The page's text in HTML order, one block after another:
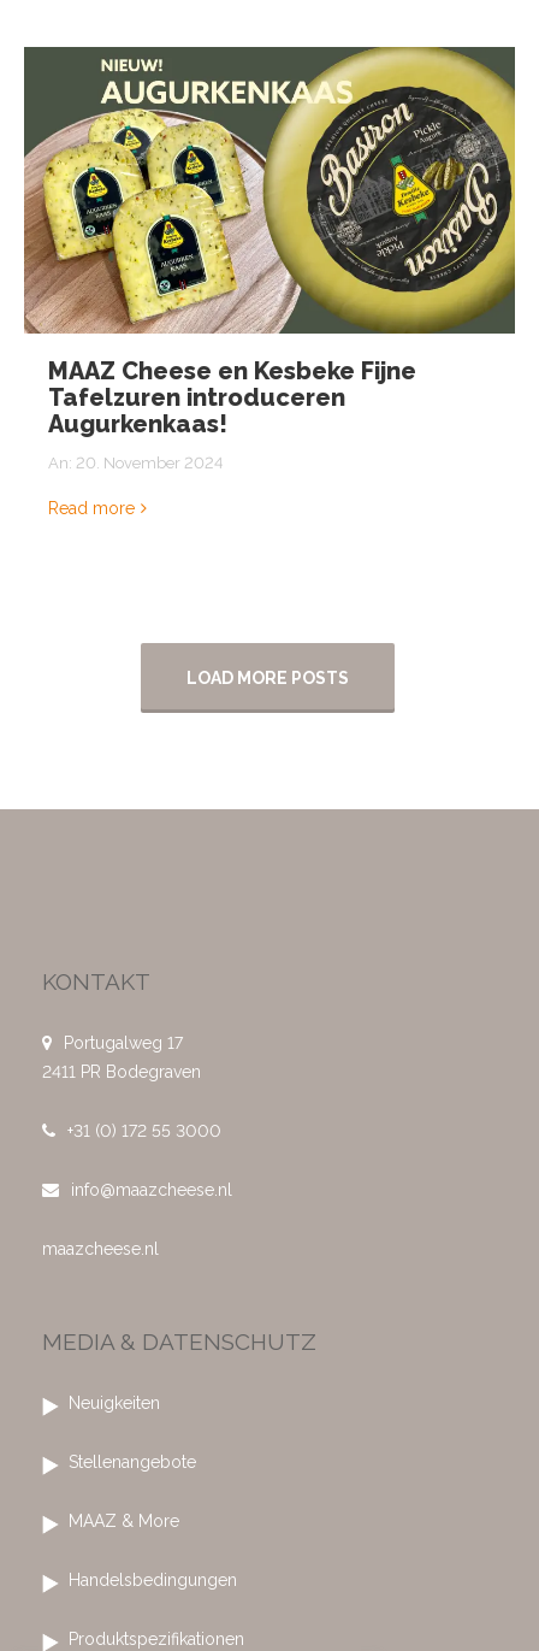
MAAZ Cheese en Kesbeke Fijne
Tafelzuren introduceren
Augurkenkaas!
An: 20. November 2024
Read more
LOAD MORE POSTS
KONTAKT
Portugalweg 17
2411 PR Bodegraven
+31 (0) 172 55 3000
info@maazcheese.nl
maazcheese.nl
MEDIA & DATENSCHUTZ
Neuigkeiten
Stellenangebote
MAAZ & More
Handelsbedingungen
Produktspezifikationen